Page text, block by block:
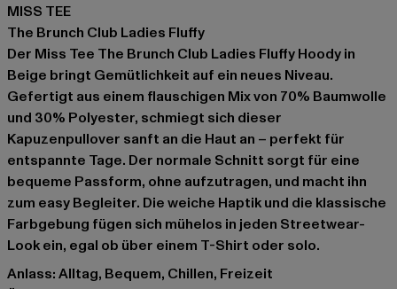
MISS TEE
The Brunch Club Ladies Fluffy
Der Miss Tee The Brunch Club Ladies Fluffy Hoody in
Beige bringt Gemütlichkeit auf ein neues Niveau.
Gefertigt aus einem flauschigen Mix von 70% Baumwolle
und 30% Polyester, schmiegt sich dieser
Kapuzenpullover sanft an die Haut an – perfekt für
entspannte Tage. Der normale Schnitt sorgt für eine
bequeme Passform, ohne aufzutragen, und macht ihn
zum easy Begleiter. Die weiche Haptik und die klassische
Farbgebung fügen sich mühelos in jeden Streetwear-
Look ein, egal ob über einem T-Shirt oder solo.
Anlass: Alltag, Bequem, Chillen, Freizeit